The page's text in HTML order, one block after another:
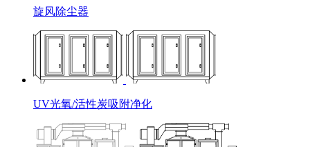
旋风除尘器
UV光氧/活性炭吸附净化